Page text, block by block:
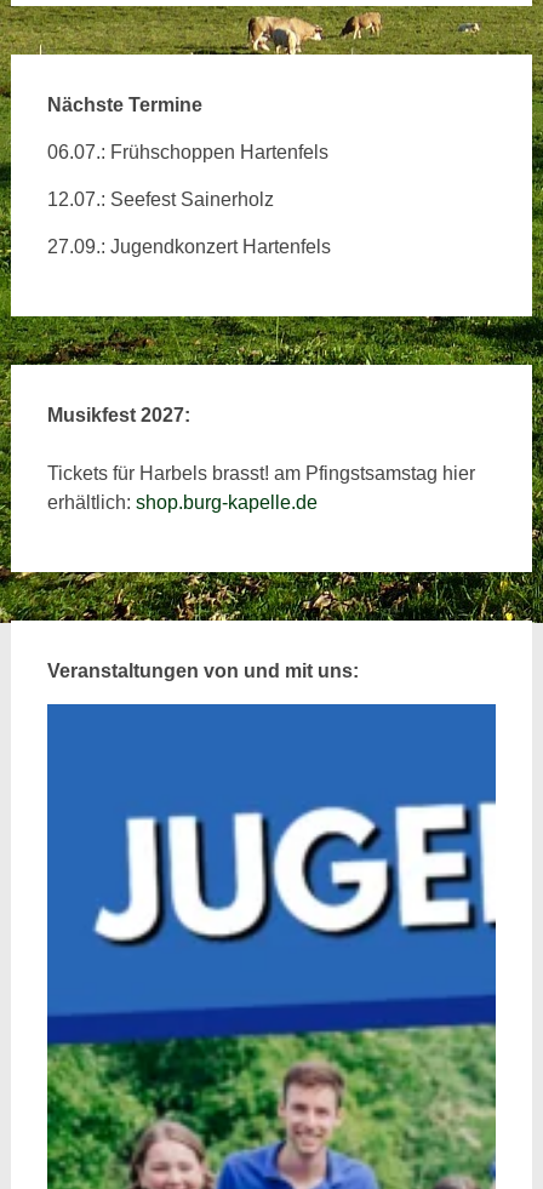
Nächste Termine
06.07.: Frühschoppen Hartenfels
12.07.: Seefest Sainerholz
27.09.: Jugendkonzert Hartenfels
Musikfest 2027:
Tickets für Harbels brasst! am Pfingstsamstag hier
erhältlich: shop.burg-kapelle.de
Veranstaltungen von und mit uns: